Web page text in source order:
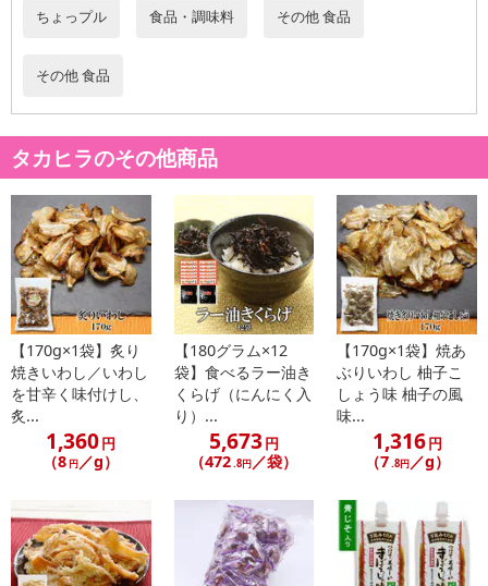
【配送伝票番号について】
伝票番号がマイページに表示されない場合もございます。
【配送日時の指定について】
※配送日時の指定が可能な商品の場合、商品によってご指定できる
配送日、配送時間が異なる可能性がございます。
カート機能をご利用の場合は、配送日時指定をご利用いただけませ
ん。
発送日カレンダー
休業日
ちょっプル 食品・調味料 その他 食品
その他 食品
タカヒラのその他商品
【170g×1袋】炙り
焼きいわし／いわし
を甘辛く味付けし、
炙...
1,360円
（8 円／g）
【180グラム×12
袋】食べるラー油き
くらげ（にんにく入
り）...
5,673円
（472.8円／袋）
【170g×1袋】焼あ
ぶりいわし 柚子こ
しょう味 柚子の風
味...
1,316円
（7.8円／g）